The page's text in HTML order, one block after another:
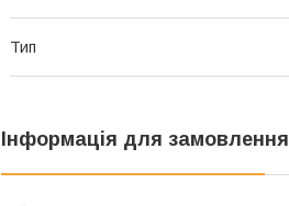
Тип
Інформація для замовлення